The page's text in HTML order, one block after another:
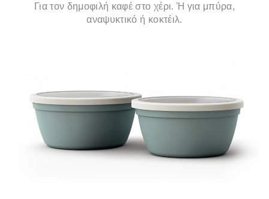
Για τον δημοφιλή καφέ στο χέρι. Ή για μπύρα,
αναψυκτικό ή κοκτέιλ.